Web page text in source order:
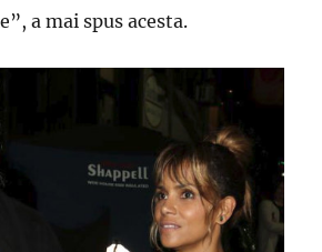
a mai spus acesta.